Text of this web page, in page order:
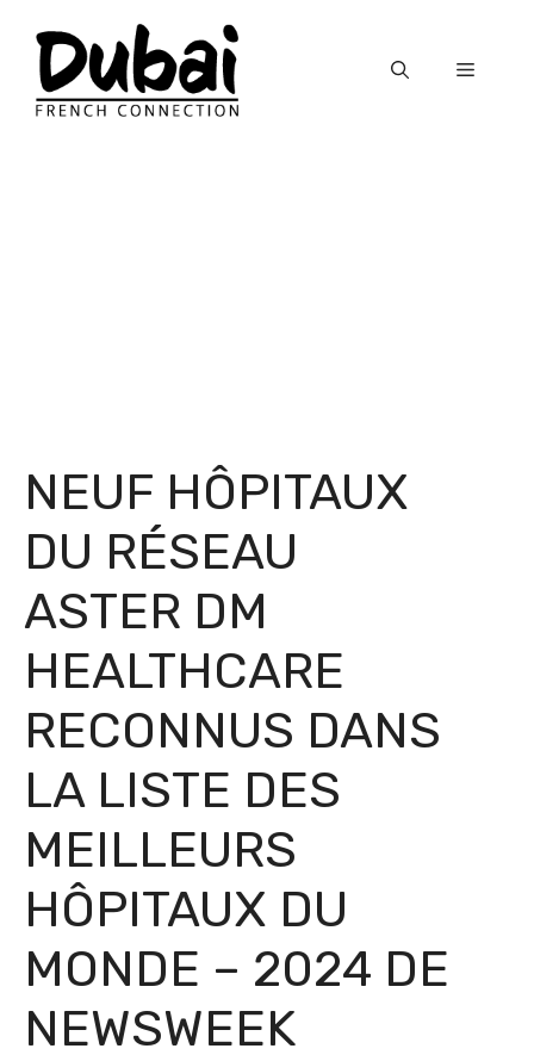
content
Menu
NEUF HÔPITAUX
DU RÉSEAU
ASTER DM
HEALTHCARE
RECONNUS DANS
LA LISTE DES
MEILLEURS
HÔPITAUX DU
MONDE – 2024 DE
NEWSWEEK